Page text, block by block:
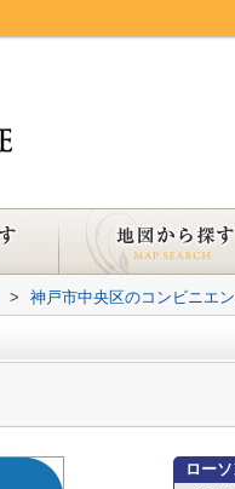
> 神戸市中央区のコンビニエ
ロー